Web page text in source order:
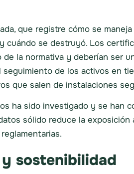
que registre cómo se
se destruyó. Los
la normativa y deberían ser
de los activos en
que salen de instalaciones
ha sido investigado y se han
sólido reduce la
sostenibilidad